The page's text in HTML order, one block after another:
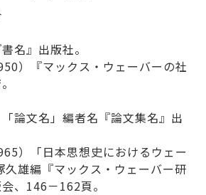
名』出版社。
）『マックス・ウェーバーの社
論文名」編者名『論文集名』出
）「日本思想史におけるウェー
久雄編『マックス・ウェーバー研
、146－162頁。